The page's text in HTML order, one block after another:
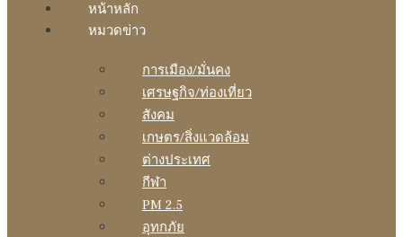
หน้าหลัก
หมวดข่าว
การเมือง/มั่นคง
เศรษฐกิจ/ท่องเที่ยว
สังคม
เกษตร/สิ่งแวดล้อม
ต่างประเทศ
กีฬา
PM 2.5
อุทกภัย